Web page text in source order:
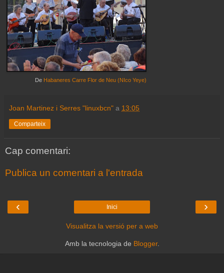
De Habaneres Carre Flor de Neu (NIco Yeye)
Joan Martinez i Serres "linuxbcn" a 13:05
Comparteix
Cap comentari:
Publica un comentari a l'entrada
‹ ›
Inici
Visualitza la versió per a web
Amb la tecnologia de Blogger.